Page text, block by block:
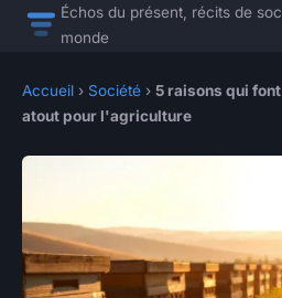
Échos du présent, récits de
monde
Accueil › Société › 5 raisons qui
atout pour l'agriculture